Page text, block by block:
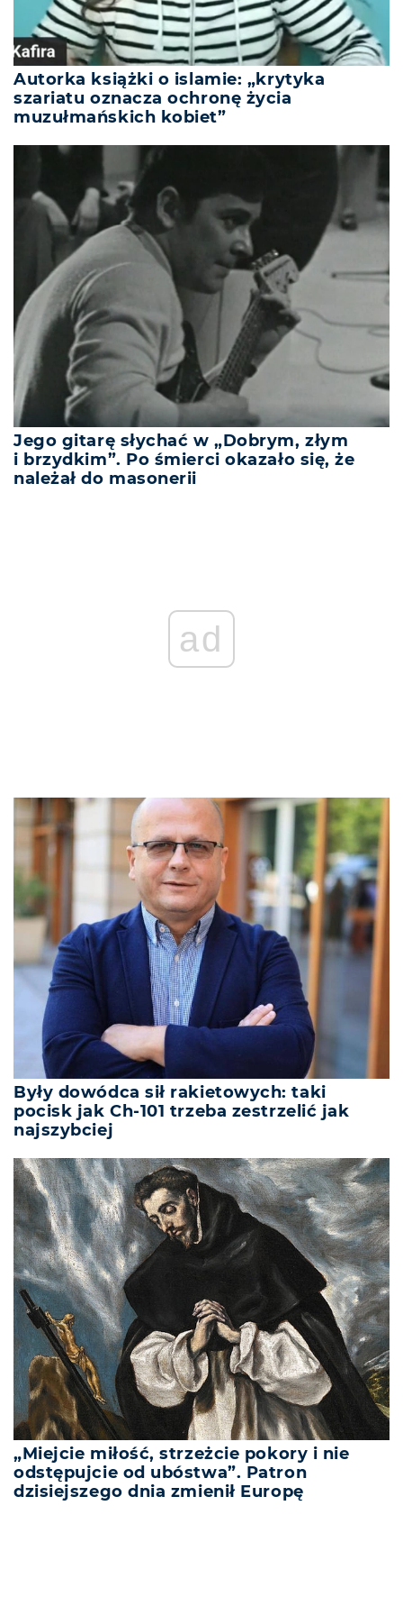
Autorka książki o islamie: „krytyka
szariatu oznacza ochronę życia
muzułmańskich kobiet”
Jego gitarę słychać w „Dobrym, złym
i brzydkim”. Po śmierci okazało się, że
należał do masonerii
ad
Były dowódca sił rakietowych: taki
pocisk jak Ch-101 trzeba zestrzelić jak
najszybciej
„Miejcie miłość, strzeżcie pokory i nie
odstępujcie od ubóstwa”. Patron
dzisiejszego dnia zmienił Europę